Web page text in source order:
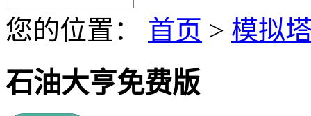
您的位置： 首页 > 模拟
石油大亨免费版